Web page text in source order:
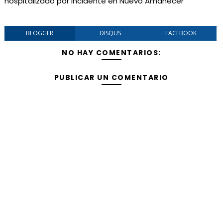
BLOGGER DISQUS FACEBOOK
NO HAY COMENTARIOS:
PUBLICAR UN COMENTARIO